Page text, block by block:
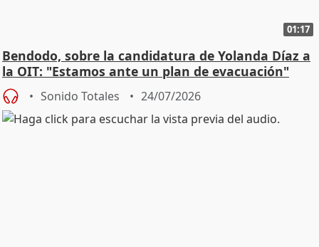
01:17
Bendodo, sobre la candidatura de Yolanda Díaz a
la OIT: "Estamos ante un plan de evacuación"
Sonido Totales 24/07/2026